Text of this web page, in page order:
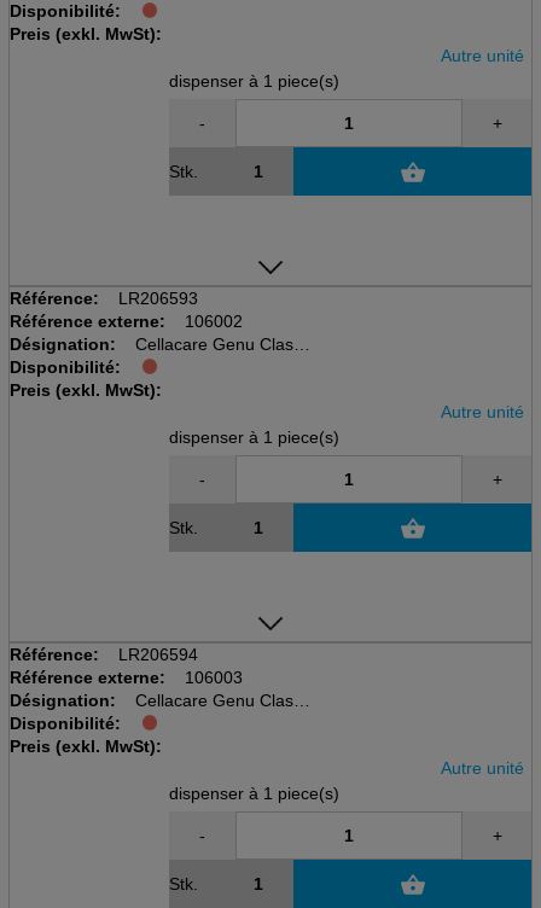
disp à 1 pcs, taille 1
Kniegelenkbandage
Disponibilité:
Preis (exkl. MwSt):
Autre unité
dispenser à 1 piece(s)
- +
Stk.
Référence:
LR206593
Référence externe:
106002
Désignation:
Cellacare Genu Classic
disp à 1 pcs, taille 2
Kniegelenkbandage
Disponibilité:
Preis (exkl. MwSt):
Autre unité
dispenser à 1 piece(s)
- +
Stk.
Référence:
LR206594
Référence externe:
106003
Désignation:
Cellacare Genu Classic
disp à 1 pcs, taille 3
Kniegelenkbandage
Disponibilité:
Preis (exkl. MwSt):
Autre unité
dispenser à 1 piece(s)
- +
Stk.